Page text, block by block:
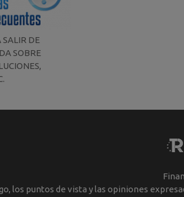
SALIR DE
SOBRE
los puntos de vista y las opiniones